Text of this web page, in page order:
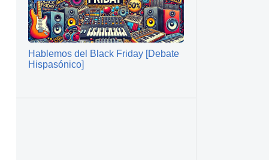
Hablemos del Black Friday [Debate
Hispasónico]